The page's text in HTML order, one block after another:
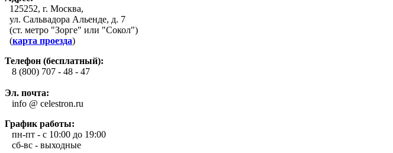
125252, г. Москва,
ул. Сальвадора Альенде, д. 7
(ст. метро "Зорге" или "Сокол")
(карта проезда)
Телефон (бесплатный):
8 (800) 707 - 48 - 47
Эл. почта:
info @ celestron.ru
График работы:
пн-пт - с 10:00 до 19:00
сб-вс - выходные